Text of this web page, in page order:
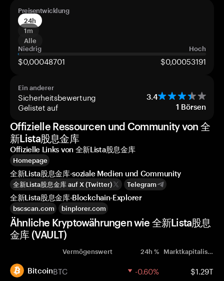
Preisentwicklung
24h
1m
Alle
Niedrig
Hoch
$0,00048701 $0,00053191
Ein anderer
Sicherheitsbewertung 3.4
Gelistet auf 1 Börsen
Offizielle Ressourcen und Community von 全
新Lista股息金库
Offizielle Links von 全新Lista股息金库
Homepage
全新Lista股息金库-soziale Medien und Community
全新Lista股息金库 auf X (Twitter) Telegram
全新Lista股息金库-Blockchain-Explorer
bscscan.com binplorer.com
Ähnliche Kryptowährungen wie 全新Lista股息
金库 (VAULT)
Vermögenswert 24h % Marktkapitalisierung
BitcoinBTC -0.60% $1.29T